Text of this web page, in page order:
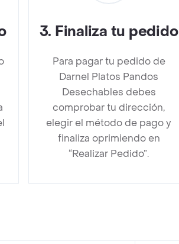
3. Finaliza tu pedido
Para pagar tu pedido de
Darnel Platos Pandos
Desechables debes
comprobar tu dirección,
elegir el método de pago y
finaliza oprimiendo en
“Realizar Pedido”.